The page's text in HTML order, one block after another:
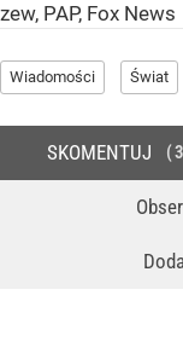
zew, PAP, Fox News
Wiadomości Świat
SKOMENTUJ 3